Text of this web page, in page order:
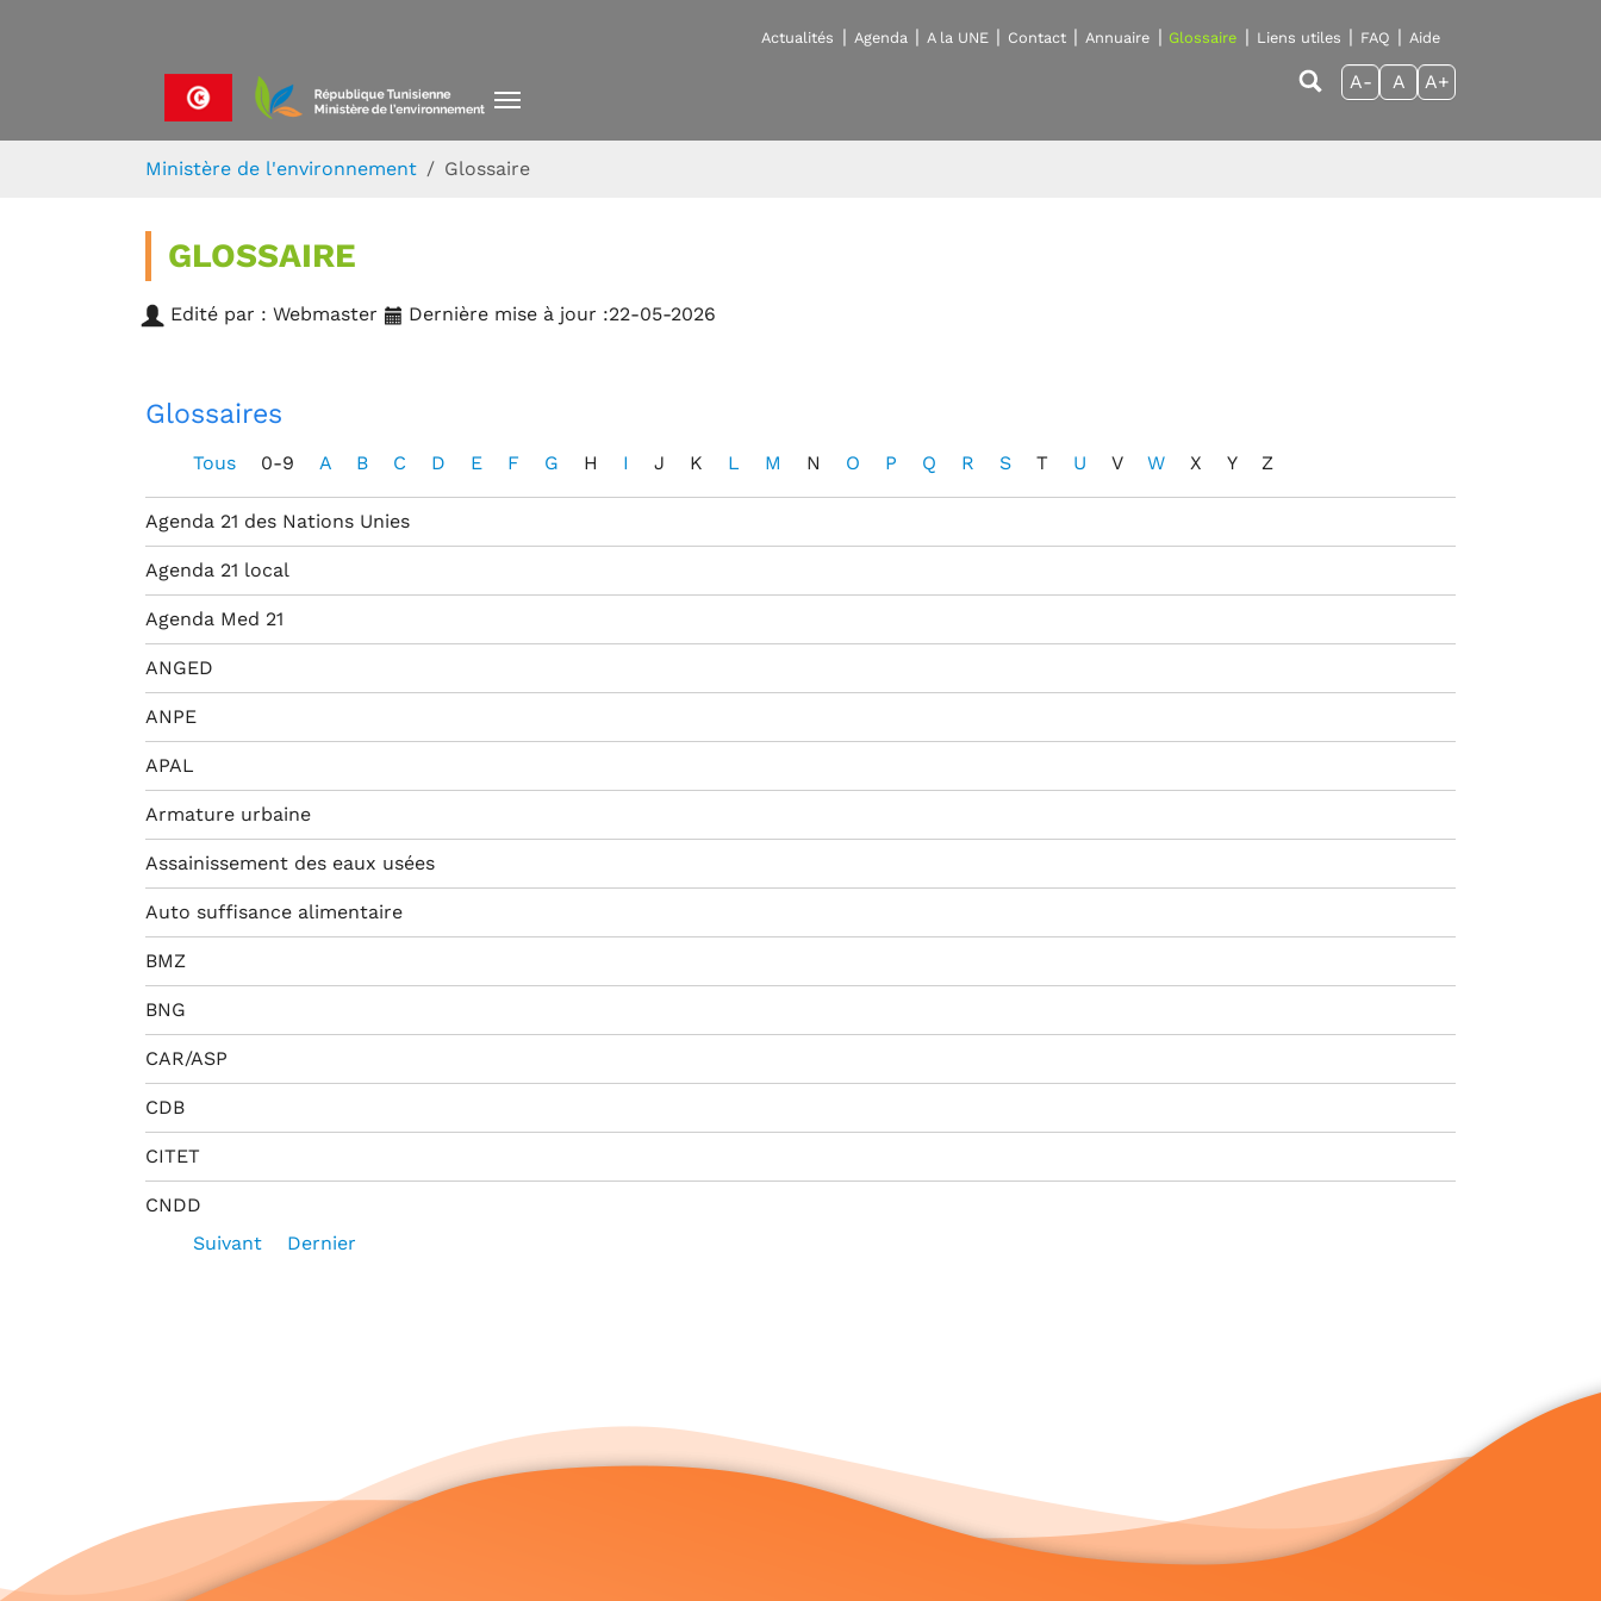
Actualités Agenda A la UNE Contact Annuaire Glossaire Liens utiles FAQ Aide
A- A A+
Ministère de l'environnement Glossaire
GLOSSAIRE
Edité par : Webmaster Dernière mise à jour :22-05-2026
Glossaires
Tous 0-9 A B C D E F G H I J K L M N O P Q R S T U V W X Y Z
Agenda 21 des Nations Unies
Agenda 21 local
Agenda Med 21
ANGED
ANPE
APAL
Armature urbaine
Assainissement des eaux usées
Auto suffisance alimentaire
BMZ
BNG
CAR/ASP
CDB
CITET
CNDD
Suivant
Dernier